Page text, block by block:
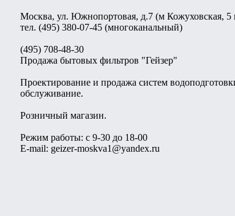
Москва, ул. Южнопортовая, д.7 (м Кожуховская, 5
тел. (495) 380-07-45 (многоканальный)
(495) 708-48-30
Продажа бытовых фильтров "Гейзер"
Проектирование и продажа систем
обслуживание.
Розничный магазин.
Режим работы: с 9-30 до 18-00
E-mail: geizer-moskva1@yandex.ru